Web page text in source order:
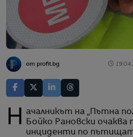
от profit.bg
Началникът на „Пътна полиция” комисар
Бойко Рановски
инциденти по